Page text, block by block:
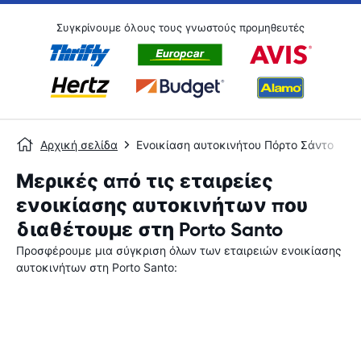
Συγκρίνουμε όλους τους γνωστούς προμηθευτές
Αρχική σελίδα Ενοικίαση αυτοκινήτου Πόρτο Σάντο
Μερικές από τις εταιρείες
ενοικίασης αυτοκινήτων που
διαθέτουμε στη Porto Santo
Προσφέρουμε μια σύγκριση όλων των εταιρειών ενοικίασης
αυτοκινήτων στη Porto Santo: